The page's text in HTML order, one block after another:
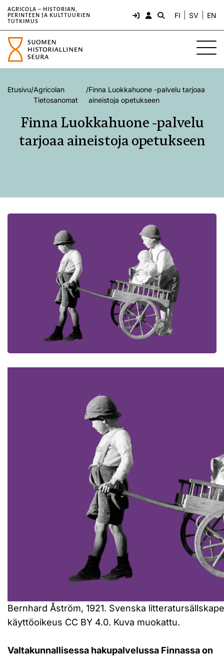
AGRICOLA – HISTORIAN,
PERINTEEN JA KULTTUURIEN
TUTKIMUS
FI SV EN
Etusivu/Agricolan
Tietosanomat
/Finna Luokkahuone -palvelu tarjoaa
aineistoja opetukseen
Finna Luokkahuone -palvelu
tarjoaa aineistoja opetukseen
Bernhard Åström, 1921. Svenska
käyttöoikeus CC BY 4.0. Kuva muokattu.
Valtakunnallisessa hakupalvelussa Finnassa on